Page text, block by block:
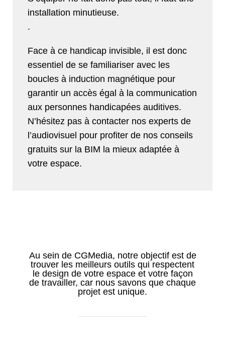
installation minutieuse.
.
Face à ce handicap invisible, il est donc
essentiel de se familiariser avec les
boucles à induction magnétique pour
garantir un accès égal à la communication
aux personnes handicapées auditives.
N’hésitez pas à contacter nos experts de
l’audiovisuel pour profiter de nos conseils
gratuits sur la BIM la mieux adaptée à
votre espace.
Au sein de CGMedia, notre objectif est de
trouver les meilleurs outils qui respectent
le design de votre espace et votre façon
de travailler, car nous savons que chaque
projet est unique.